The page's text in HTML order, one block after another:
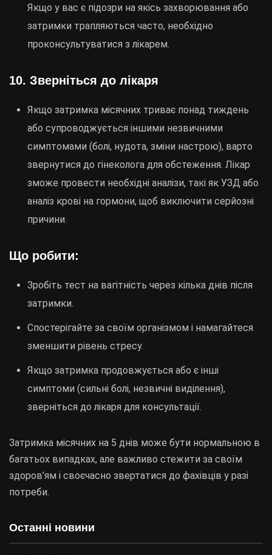
Останні новини
Якщо у вас є підозри на якісь захворювання або
затримки трапляються часто, необхідно
проконсультуватися з лікарем.
10. Зверніться до лікаря
Якщо затримка місячних триває понад тиждень
або супроводжується іншими незвичними
симптомами (болі, нудота, зміни настрою), варто
звернутися до гінеколога для обстеження. Лікар
зможе провести необхідні аналізи, такі як УЗД або
аналіз крові на гормони, щоб виключити серйозні
причини.
Що робити:
Зробіть тест на вагітність через кілька днів після
затримки.
Спостерігайте за своїм організмом і намагайтеся
зменшити рівень стресу.
Якщо затримка продовжується або є інші
симптоми (сильні болі, незвичні виділення),
зверніться до лікаря для консультації.
Затримка місячних на 5 днів може бути нормальною в
багатьох випадках, але важливо стежити за своїм
здоров’ям і своєчасно звертатися до фахівців у разі
потреби.